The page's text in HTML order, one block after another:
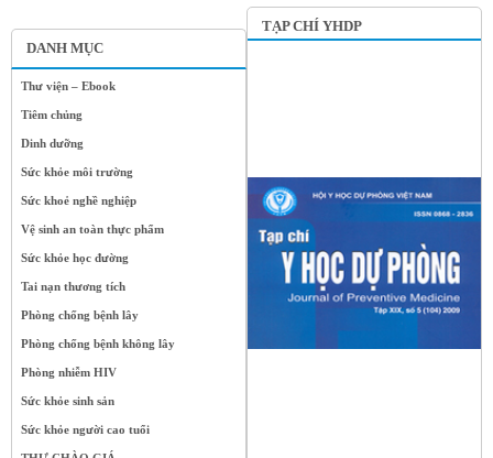
DANH MỤC
Thư viện – Ebook
Tiêm chủng
Dinh dưỡng
Sức khỏe môi trường
Sức khoẻ nghề nghiệp
Vệ sinh an toàn thực phẩm
Sức khỏe học đường
Tai nạn thương tích
Phòng chống bệnh lây
Phòng chống bệnh không lây
Phòng nhiễm HIV
Sức khỏe sinh sản
Sức khỏe người cao tuổi
TẠP CHÍ YHDP